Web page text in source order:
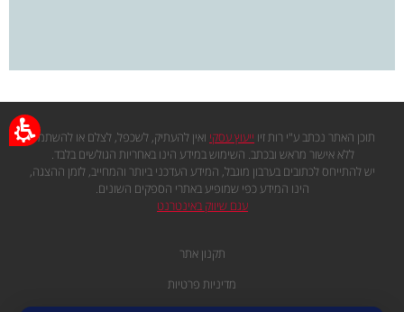
תוכן האתר נכתב ע"י רות זיו ייעוץ עסקי ואין להעתיק, לשכפל, לצלם או להשתמש
ללא אישור מראש ובכתב. השימוש במידע הינו באחריות הגולשים בלבד.
יש להתייחס לכתובים בערבון מוגבל, המידע העדכני ביותר והמחייב, לזמן ההצגה,
הינו המידע כפי שמופיע באתרי הספקים השונים.
עגם שיווק באינטרנט
תקנון אתר
מדיניות פרטיות